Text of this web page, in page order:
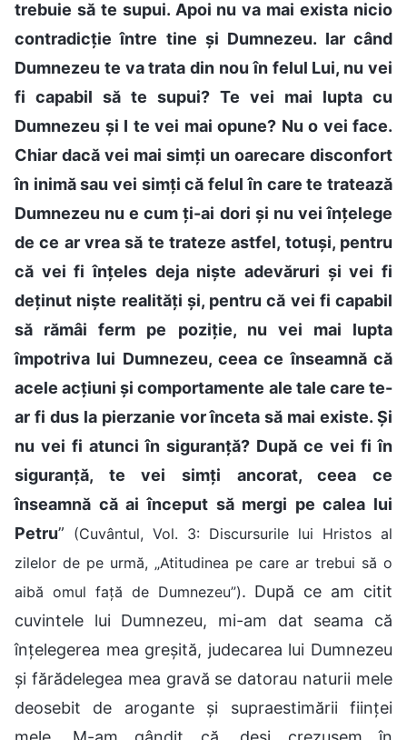
trebuie să te supui. Apoi nu va mai exista nicio
contradicție între tine și Dumnezeu. Iar când
Dumnezeu te va trata din nou în felul Lui, nu vei
fi capabil să te supui? Te vei mai lupta cu
Dumnezeu și I te vei mai opune? Nu o vei face.
Chiar dacă vei mai simți un oarecare disconfort
în inimă sau vei simți că felul în care te tratează
Dumnezeu nu e cum ți-ai dori și nu vei înțelege
de ce ar vrea să te trateze astfel, totuși, pentru
că vei fi înțeles deja niște adevăruri și vei fi
deținut niște realități și, pentru că vei fi capabil
să rămâi ferm pe poziție, nu vei mai lupta
împotriva lui Dumnezeu, ceea ce înseamnă că
acele acțiuni și comportamente ale tale care te-
ar fi dus la pierzanie vor înceta să mai existe. Și
nu vei fi atunci în siguranță? După ce vei fi în
siguranță, te vei simți ancorat, ceea ce
înseamnă că ai început să mergi pe calea lui
Petru” (Cuvântul, Vol. 3: Discursurile lui Hristos al
zilelor de pe urmă, „Atitudinea pe care ar trebui să o
aibă omul față de Dumnezeu”). După ce am citit
cuvintele lui Dumnezeu, mi-am dat seama că
înțelegerea mea greșită, judecarea lui Dumnezeu
și fărădelegea mea gravă se datorau naturii mele
deosebit de arogante și supraestimării ființei